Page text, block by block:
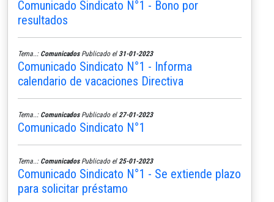
Comunicado Sindicato N°1 - Bono por
resultados
Tema..: ComunicadosPublicado el 31-01-2023
Comunicado Sindicato N°1 - Informa
calendario de vacaciones Directiva
Tema..: ComunicadosPublicado el 27-01-2023
Comunicado Sindicato N°1
Tema..: ComunicadosPublicado el 25-01-2023
Comunicado Sindicato N°1 - Se extiende plazo
para solicitar préstamo